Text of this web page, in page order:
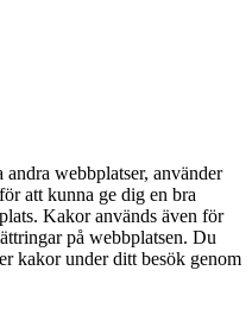
webbplatser, använder
att kunna ge dig en bra
Kakor används även för
på webbplatsen. Du
kakor under ditt besök genom